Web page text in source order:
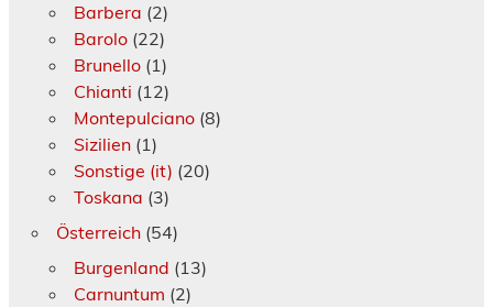
Barbera (2)
Barolo(22)
Brunello(1)
Chianti (12)
Montepulciano(8)
Sizilien(1)
Sonstige (it) (20)
Toskana (3)
Österreich(54)
Burgenland (13)
Carnuntum (2)